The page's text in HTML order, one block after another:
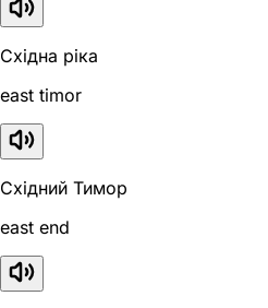
Східна ріка
east timor
Східний Тимор
east end